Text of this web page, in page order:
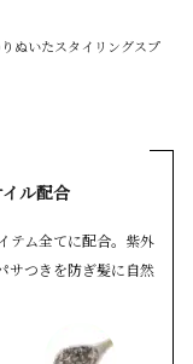
ぬいたスタイリングスプ
ル配合
ム全てに配合。 紫外
サつきを防ぎ髪に自然